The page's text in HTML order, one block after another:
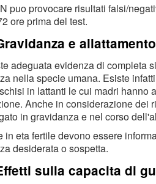
puo provocare risultati falsi/
ore prima del test.
e allattamento
adeguata evidenza di completa
nella specie umana. Esiste
in lattanti le cui madri hanno
Anche in considerazione dei
in gravidanza e nel corso
in eta fertile devono essere
desiderata o sospetta.
sulla capacita di